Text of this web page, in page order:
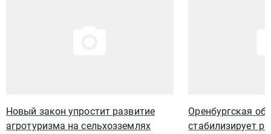
Новый закон упростит развитие
агротуризма на сельхозземлях
Оренбургская
стабилизирует